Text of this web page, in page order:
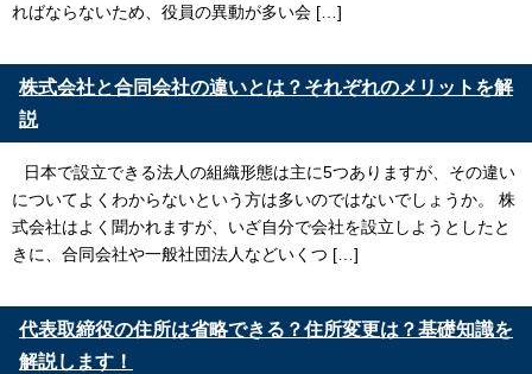
ればならないため、役員の異動が多い会 […]
株式会社と合同会社の違いとは？それぞれのメリットを解
説
日本で設立できる法人の組織形態は主に5つありますが、その違い
についてよくわからないという方は多いのではないでしょうか。 株
式会社はよく聞かれますが、いざ自分で会社を設立しようとしたと
きに、合同会社や一般社団法人などいくつ […]
代表取締役の住所は省略できる？住所変更は？基礎知識を
解説します！